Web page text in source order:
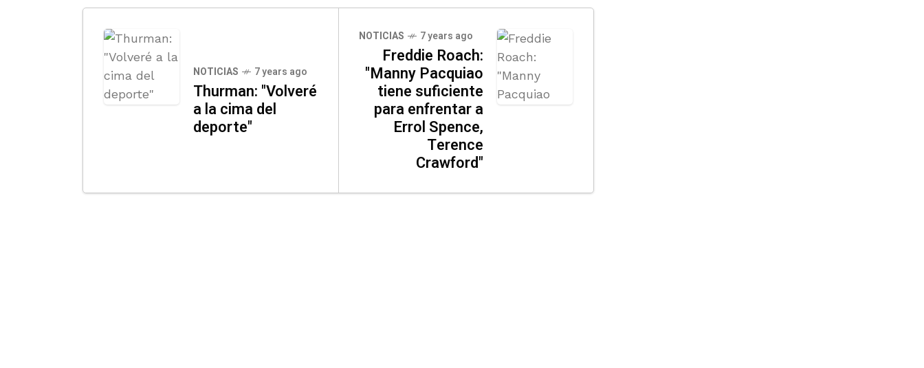
NOTICIAS 7 years ago
Thurman: "Volveré
a la cima del
deporte"
NOTICIAS 7 years ago
Freddie Roach:
"Manny Pacquiao
tiene suficiente
para enfrentar a
Errol Spence,
Terence
Crawford"